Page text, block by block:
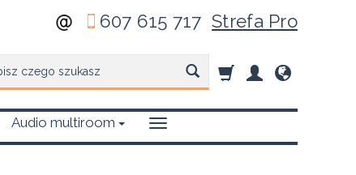
607 615 717Strefa Pro
Audio multiroom